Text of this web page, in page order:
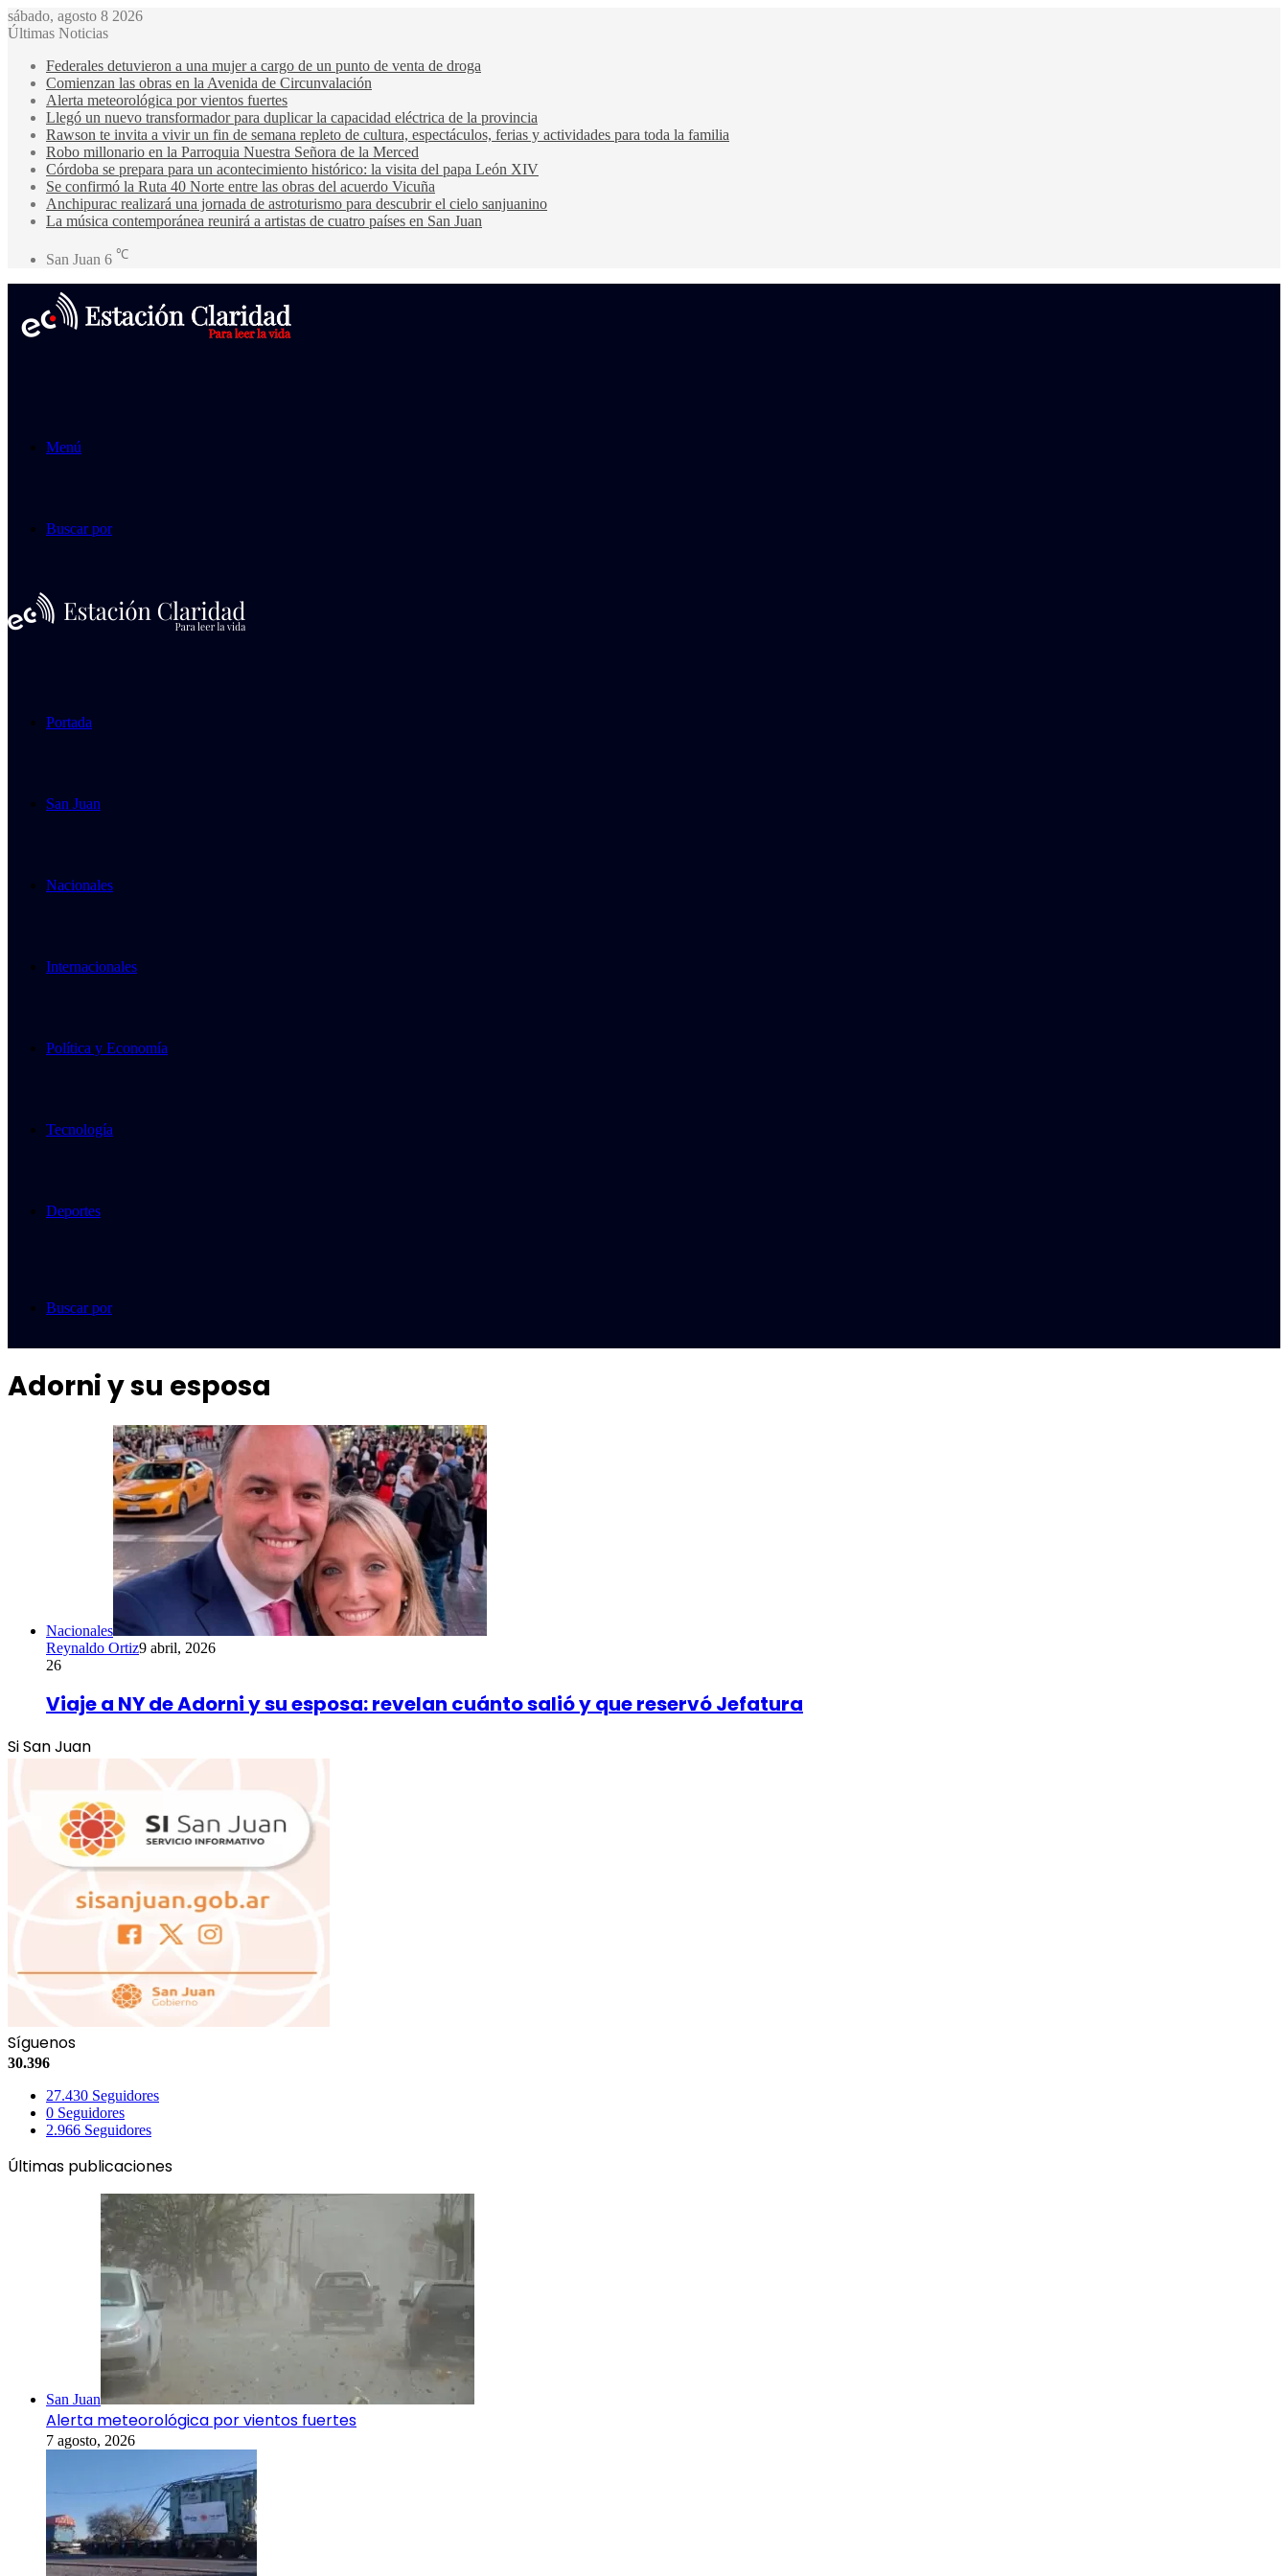
sábado, agosto 8 2026
Últimas Noticias
Federales detuvieron a una mujer a cargo de un punto de venta de droga
Comienzan las obras en la Avenida de Circunvalación
Alerta meteorológica por vientos fuertes
Llegó un nuevo transformador para duplicar la capacidad eléctrica de la provincia
Rawson te invita a vivir un fin de semana repleto de cultura, espectáculos, ferias y actividades para toda la familia
Robo millonario en la Parroquia Nuestra Señora de la Merced
Córdoba se prepara para un acontecimiento histórico: la visita del papa León XIV
Se confirmó la Ruta 40 Norte entre las obras del acuerdo Vicuña
Anchipurac realizará una jornada de astroturismo para descubrir el cielo sanjuanino
La música contemporánea reunirá a artistas de cuatro países en San Juan
San Juan 6 ℃
Menú
Buscar por
Portada
San Juan
Nacionales
Internacionales
Política y Economía
Tecnología
Deportes
Buscar por
Adorni y su esposa
Nacionales
Reynaldo Ortiz9 abril, 2026
26
Viaje a NY de Adorni y su esposa: revelan cuánto salió y que reservó Jefatura
Si San Juan
Síguenos
30.396
27.430 Seguidores
0 Seguidores
2.966 Seguidores
Últimas publicaciones
San Juan
Alerta meteorológica por vientos fuertes
7 agosto, 2026